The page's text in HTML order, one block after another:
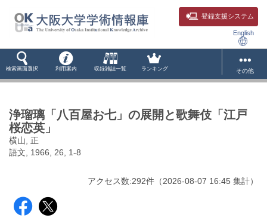
登録支援システム
English
検索画面選択 利用案内 収録雑誌一覧 ランキング その他
浄瑠璃「八百屋お七」の展開と歌舞伎「江戸
桜恋英」
横山, 正
語文, 1966, 26, 1-8
アクセス数:292件 （2026-08-07 16:45 集計）